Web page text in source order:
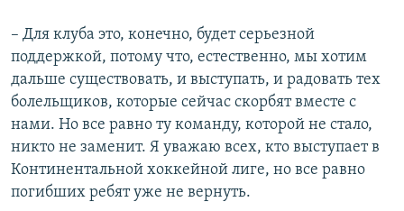
– Для клуба это, конечно, будет серьезной
поддержкой, потому что, естественно, мы хотим
дальше существовать, и выступать, и радовать тех
болельщиков, которые сейчас скорбят вместе с
нами. Но все равно ту команду, которой не стало,
никто не заменит. Я уважаю всех, кто выступает в
Континентальной хоккейной лиге, но все равно
погибших ребят уже не вернуть.